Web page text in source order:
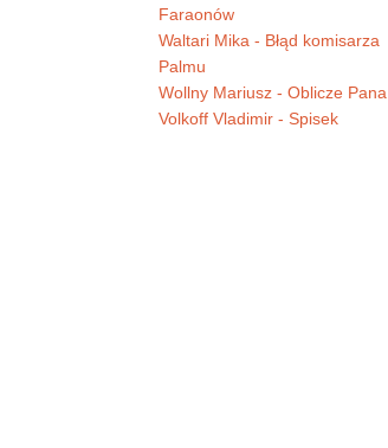
Faraonów
Waltari Mika - Błąd komisarza
Palmu
Wollny Mariusz - Oblicze Pana
Volkoff Vladimir - Spisek